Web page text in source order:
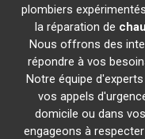
plombiers
la réparation de
Nous offrons des
répondre à vos
Notre équipe
vos appels
domicile ou dans
engageons à